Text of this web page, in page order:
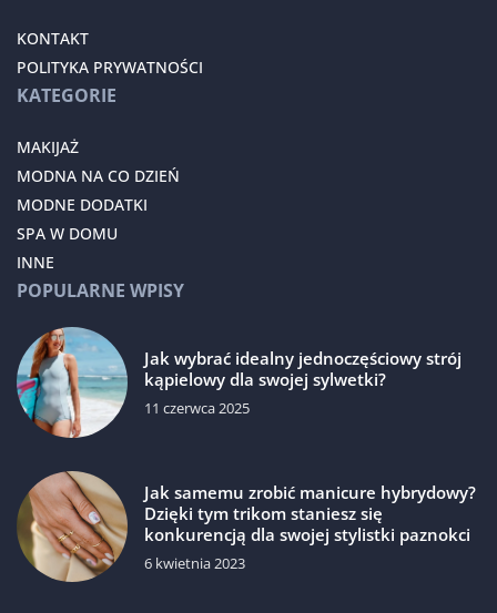
KONTAKT
POLITYKA PRYWATNOŚCI
KATEGORIE
MAKIJAŻ
MODNA NA CO DZIEŃ
MODNE DODATKI
SPA W DOMU
INNE
POPULARNE WPISY
Jak wybrać idealny jednoczęściowy strój
kąpielowy dla swojej sylwetki?
11 czerwca 2025
Jak samemu zrobić manicure hybrydowy?
Dzięki tym trikom staniesz się
konkurencją dla swojej stylistki paznokci
6 kwietnia 2023